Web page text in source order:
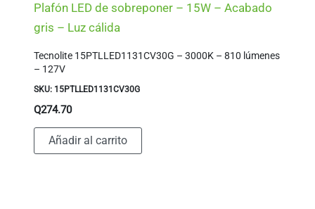
Plafón LED de sobreponer – 15W – Acabado
gris – Luz cálida
Tecnolite 15PTLLED1131CV30G – 3000K – 810 lúmenes
– 127V
SKU: 15PTLLED1131CV30G
Q274.70
Añadir al carrito